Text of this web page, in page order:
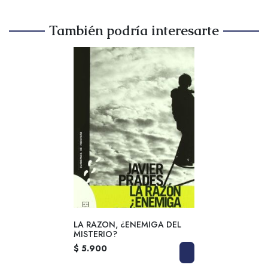
También podría interesarte
LA RAZON, ¿ENEMIGA DEL
MISTERIO?
$ 5.900